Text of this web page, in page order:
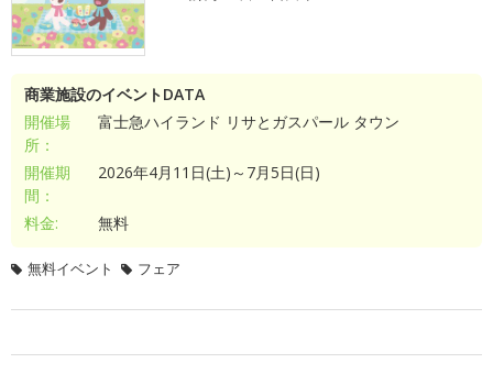
商業施設のイベントDATA
開催場
所：
富士急ハイランド リサとガスパール タウン
開催期
間：
2026年4月11日(土)～7月5日(日)
料金: 無料
無料イベント フェア